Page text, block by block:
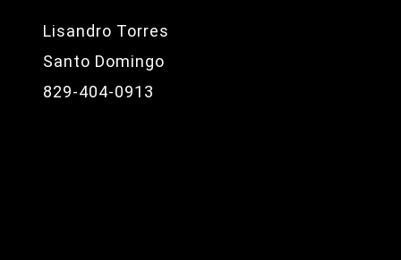
Lisandro Torres
Santo Domingo
829-404-0913